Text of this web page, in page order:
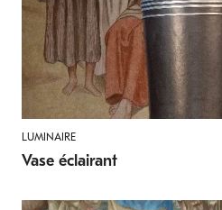
LUMINAIRE
Vase éclairant